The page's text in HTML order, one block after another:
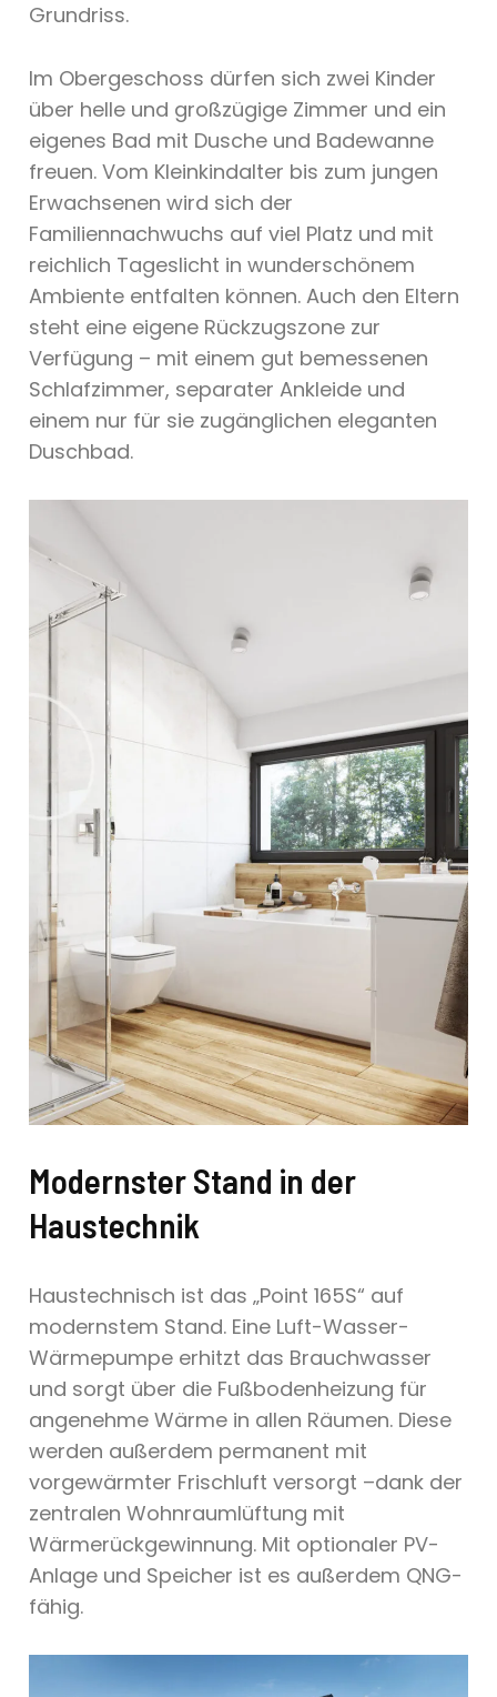
Grundriss.
Im Obergeschoss dürfen sich zwei Kinder
über helle und großzügige Zimmer und ein
eigenes Bad mit Dusche und Badewanne
freuen. Vom Kleinkindalter bis zum jungen
Erwachsenen wird sich der
Familiennachwuchs auf viel Platz und mit
reichlich Tageslicht in wunderschönem
Ambiente entfalten können. Auch den Eltern
steht eine eigene Rückzugszone zur
Verfügung – mit einem gut bemessenen
Schlafzimmer, separater Ankleide und
einem nur für sie zugänglichen eleganten
Duschbad.
Modernster Stand in der
Haustechnik
Haustechnisch ist das „Point 165S“ auf
modernstem Stand. Eine Luft-Wasser-
Wärmepumpe erhitzt das Brauchwasser
und sorgt über die Fußbodenheizung für
angenehme Wärme in allen Räumen. Diese
werden außerdem permanent mit
vorgewärmter Frischluft versorgt –dank der
zentralen Wohnraumlüftung mit
Wärmerückgewinnung. Mit optionaler PV-
Anlage und Speicher ist es außerdem QNG-
fähig.